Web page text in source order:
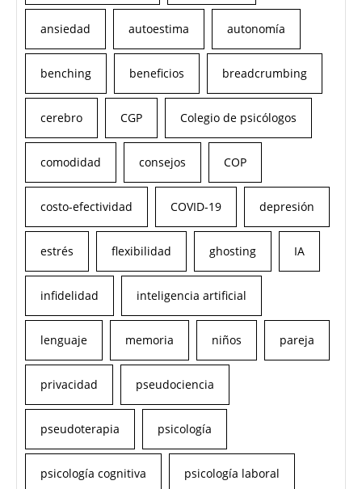
ansiedad autoestima autonomía
benching beneficios breadcrumbing
cerebro CGP Colegio de psicólogos
comodidad consejos COP
costo-efectividad COVID-19 depresión
estrés flexibilidad ghosting IA
infidelidad inteligencia artificial
lenguaje memoria niños pareja
privacidad pseudociencia
pseudoterapia psicología
psicología cognitiva psicología laboral